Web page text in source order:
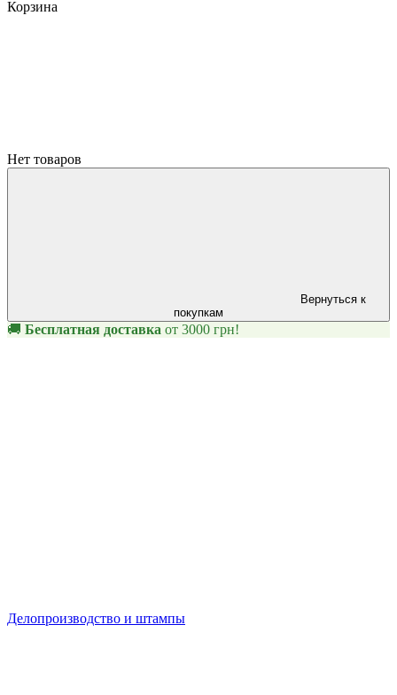
Корзина
Нет товаров
Вернуться к
покупкам
🚚 Бесплатная доставка от 3000 грн!
Делопроизводство и штампы